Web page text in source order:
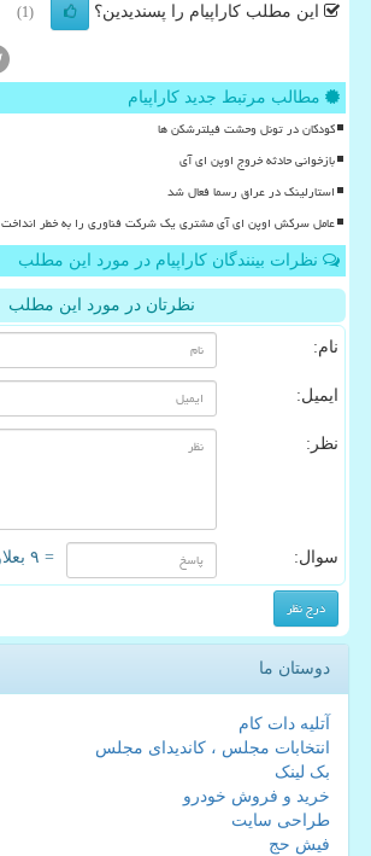
این مطلب کاراپیام را پسندیدین؟ (1)
مطالب مرتبط جدید کاراپیام
کودکان در تونل وحشت فیلترشکن ها
بازخوانی حادثه خروج اوپن ای آی
استارلینک در عراق رسما فعال شد
عامل سرکش اوپن ای آی مشتری یک شرکت فناوری را به خطر انداخت
نظرات بینندگان کاراپیام در مورد این مطلب
نظرتان در مورد این مطلب
نام:
ایمیل:
نظر:
سوال: = ۹ بعلاوه ۳
دوستان ما
آتلیه دات کام
انتخابات مجلس ، کاندیدای مجلس
بک لینک
خرید و فروش خودرو
طراحی سایت
فیش حج